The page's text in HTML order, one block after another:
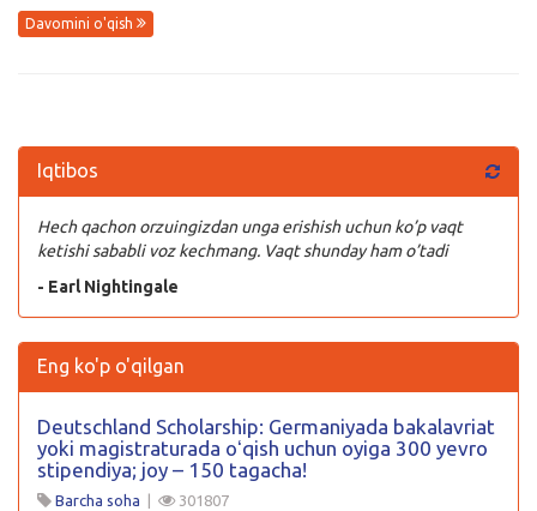
Davomini o'qish
Iqtibos
Hech qachon orzuingizdan unga erishish uchun ko’p vaqt
ketishi sababli voz kechmang. Vaqt shunday ham o’tadi
- Earl Nightingale
Eng ko'p o'qilgan
Deutschland Scholarship: Germaniyada bakalavriat
yoki magistraturada oʻqish uchun oyiga 300 yevro
stipendiya; joy – 150 tagacha!
Barcha soha 301807